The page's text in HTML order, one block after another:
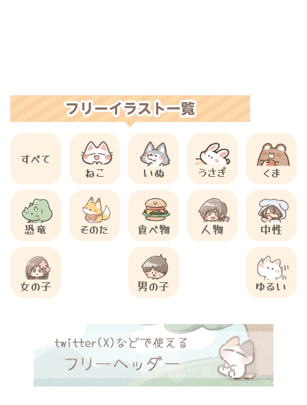
すべて
ねこ
いぬ うさぎ くま
恐竜 そのた 食べ物 人物 中性
女の子 男の子 ゆるい